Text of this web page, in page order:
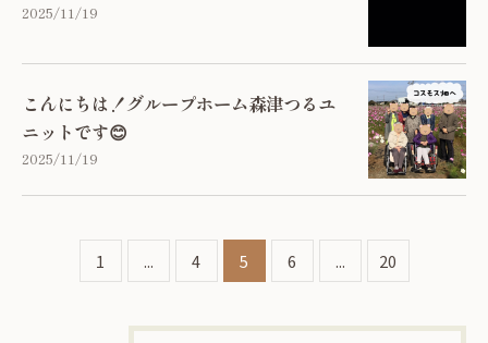
2025/11/19
こんにちは！グループホーム森津つるユ
ニットです😊
2025/11/19
1 ... 4 5 6 ... 20